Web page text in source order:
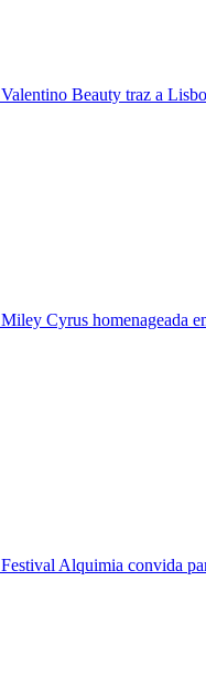
Valentino Beauty traz a
Miley Cyrus homenageada
Festival Alquimia convida